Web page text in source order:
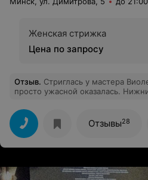
Женская стрижка
Цена по запросу
Отзыв. Стриглась у мастера
просто ужасной оказалась.
укладывается.
Отзывы28